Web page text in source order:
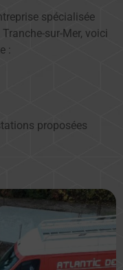
spécialisée
sur-Mer, voici
:
proposées